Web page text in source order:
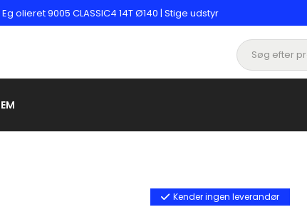
olieret 9005 CLASSIC4 14T Ø140 | Stige udstyr
Kender ingen leverandør